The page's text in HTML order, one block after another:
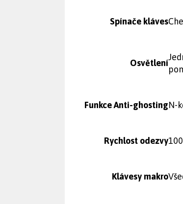
Spínače kláves
Osvětlení
Funkce Anti-ghostingN-
Rychlost odezvy
Klávesy makro